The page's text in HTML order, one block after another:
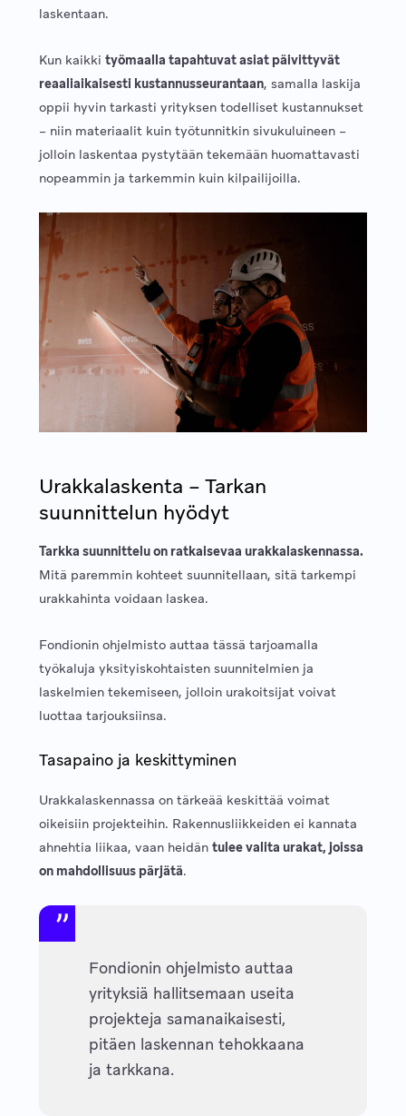
laskentaan.
Kun kaikki työmaalla tapahtuvat asiat päivittyvät
reaaliaikaisesti kustannusseurantaan, samalla laskija
oppii hyvin tarkasti yrityksen todelliset kustannukset
– niin materiaalit kuin työtunnitkin sivukuluineen –
jolloin laskentaa pystytään tekemään huomattavasti
nopeammin ja tarkemmin kuin kilpailijoilla.
Urakkalaskenta – Tarkan
suunnittelun hyödyt
Tarkka suunnittelu on ratkaisevaa urakkalaskennassa.
Mitä paremmin kohteet suunnitellaan, sitä tarkempi
urakkahinta voidaan laskea.
Fondionin ohjelmisto auttaa tässä tarjoamalla
työkaluja yksityiskohtaisten suunnitelmien ja
laskelmien tekemiseen, jolloin urakoitsijat voivat
luottaa tarjouksiinsa.
Tasapaino ja keskittyminen
Urakkalaskennassa on tärkeää keskittää voimat
oikeisiin projekteihin. Rakennusliikkeiden ei kannata
ahnehtia liikaa, vaan heidän tulee valita urakat, joissa
on mahdollisuus pärjätä.
Fondionin ohjelmisto auttaa
yrityksiä hallitsemaan useita
projekteja samanaikaisesti,
pitäen laskennan tehokkaana
ja tarkkana.